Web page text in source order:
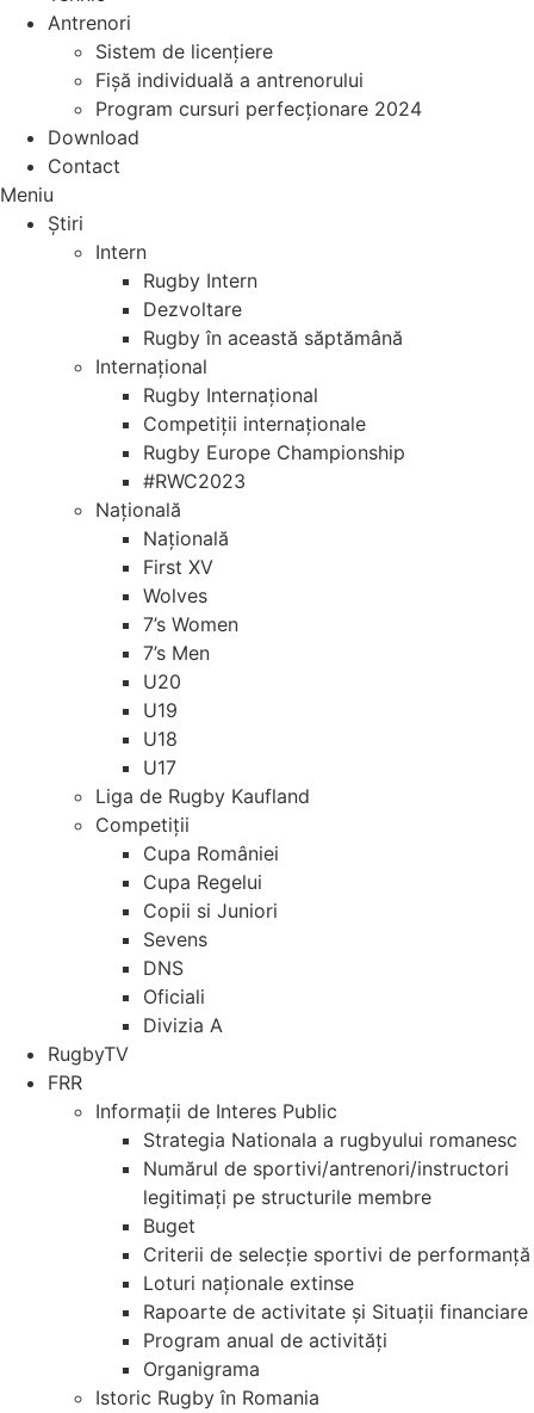
Antrenori
Sistem de licențiere
Fișă individuală a antrenorului
Program cursuri perfecționare 2024
Download
Contact
Meniu
Știri
Intern
Rugby Intern
Dezvoltare
Rugby în această săptămână
Internațional
Rugby Internațional
Competiții internaționale
Rugby Europe Championship
#RWC2023
Națională
Națională
First XV
Wolves
7’s Women
7’s Men
U20
U19
U18
U17
Liga de Rugby Kaufland
Competiții
Cupa României
Cupa Regelui
Copii si Juniori
Sevens
DNS
Oficiali
Divizia A
RugbyTV
FRR
Informații de Interes Public
Strategia Nationala a rugbyului romanesc
Numărul de sportivi/antrenori/instructori
legitimați pe structurile membre
Buget
Criterii de selecție sportivi de performanță
Loturi naționale extinse
Rapoarte de activitate și Situații financiare
Program anual de activități
Organigrama
Istoric Rugby în Romania